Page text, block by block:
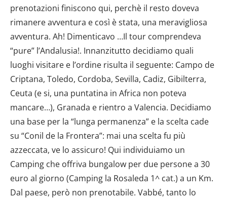
prenotazioni finiscono qui, perchè il resto doveva
rimanere avventura e così è stata, una meravigliosa
avventura. Ah! Dimenticavo …Il tour comprendeva
“pure” l’Andalusia!. Innanzitutto decidiamo quali
luoghi visitare e l’ordine risulta il seguente: Campo de
Criptana, Toledo, Cordoba, Sevilla, Cadiz, Gibilterra,
Ceuta (e si, una puntatina in Africa non poteva
mancare…), Granada e rientro a Valencia. Decidiamo
una base per la “lunga permanenza” e la scelta cade
su “Conil de la Frontera”: mai una scelta fu più
azzeccata, ve lo assicuro! Qui individuiamo un
Camping che offriva bungalow per due persone a 30
euro al giorno (Camping la Rosaleda 1^ cat.) a un Km.
Dal paese, però non prenotabile. Vabbé, tanto lo